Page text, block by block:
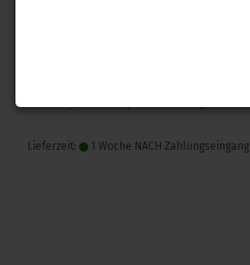
Lieferzeit: 1 Woche NACH Zahlungseingang